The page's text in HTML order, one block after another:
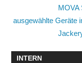
MOVA
ausgewählte Geräte
INTERN